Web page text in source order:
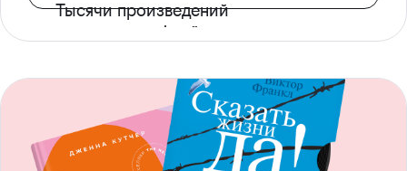
Тысячи произведений
с доступом офлайн